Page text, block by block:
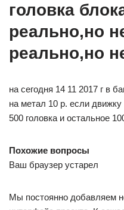
головка
реально,но
реально,но
на сегодня 14 11 2017 г в
на метал 10 р. если
500 головка и остальное
Похожие вопросы
Ваш браузер устарел
Мы постоянно добавляем